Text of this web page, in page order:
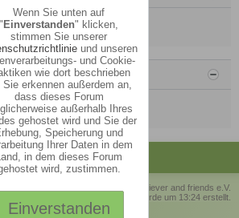
zu diesen Suchkriterien.
Gruppen
zu diesen Suchkriterien.
© Retriever and friends e.V.
Die Seite wurde um 13:24 erstellt.
Wenn Sie unten auf
"Einverstanden" klicken,
stimmen Sie unserer
und unseren
und Cookie-
wie dort beschrieben
Sie erkennen außerdem an,
dass dieses Forum
außerhalb Ihres
gehostet wird und Sie der
Speicherung und
Ihrer Daten in dem
in dem dieses Forum
wird, zustimmen.
Einverstanden